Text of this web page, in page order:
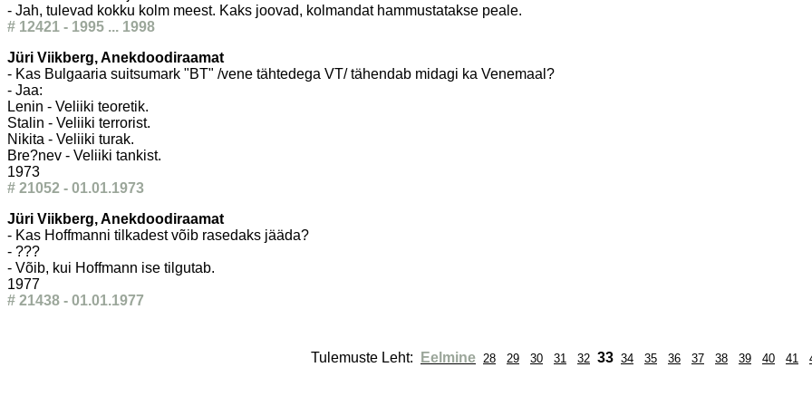
- Jah, tulevad kokku kolm meest. Kaks joovad, kolmandat hammustatakse peale.
# 12421 - 1995 ... 1998
Jüri Viikberg, Anekdoodiraamat
- Kas Bulgaaria suitsumark "BT" /vene tähtedega VT/ tähendab midagi ka Venemaal?
- Jaa:
Lenin - Veliiki teoretik.
Stalin - Veliiki terrorist.
Nikita - Veliiki turak.
Bre?nev - Veliiki tankist.
1973
# 21052 - 01.01.1973
Jüri Viikberg, Anekdoodiraamat
- Kas Hoffmanni tilkadest võib rasedaks jääda?
- ???
- Võib, kui Hoffmann ise tilgutab.
1977
# 21438 - 01.01.1977
Tulemuste Leht: Eelmine 28 29 30 31 32 33 34 35 36 37 38 39 40 41